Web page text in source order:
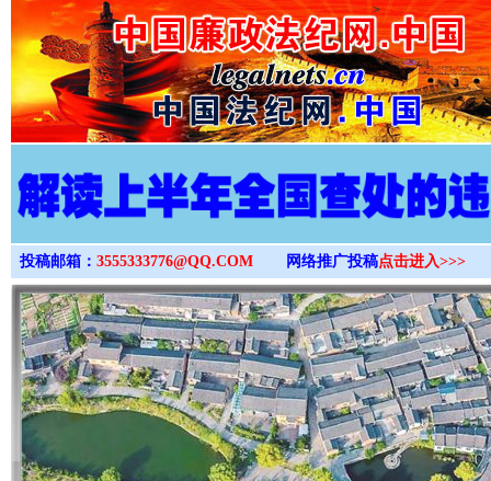
>
投稿邮箱： 3555333776@QQ.COM 网络推广投稿点击进入>>>